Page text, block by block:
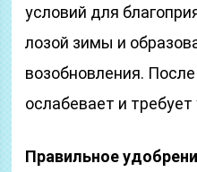
условий для
лозой зимы и
возобновления.
ослабевает и требует
Правильное